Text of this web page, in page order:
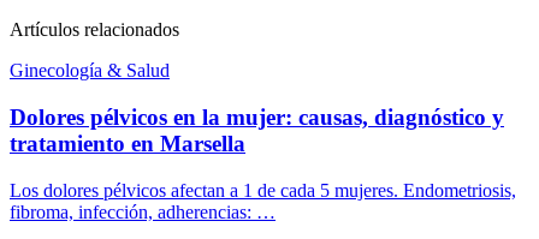
Artículos relacionados
Ginecología & Salud
Dolores pélvicos en la mujer: causas, diagnóstico y
tratamiento en Marsella
Los dolores pélvicos afectan a 1 de cada 5 mujeres. Endometriosis,
fibroma, infección, adherencias: …